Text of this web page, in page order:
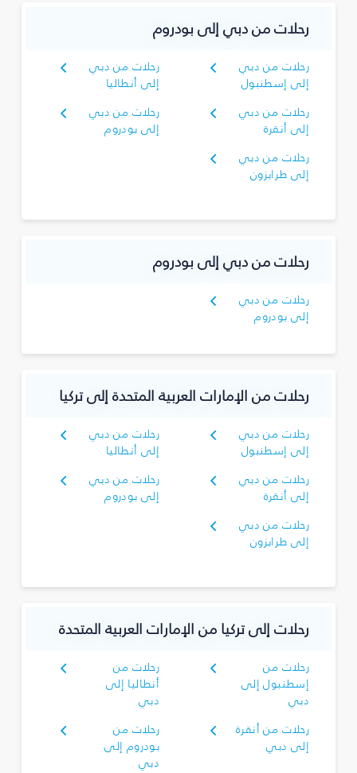
رحلات من دبي إلى بودروم
رحلات من دبي
إلى إسطنبول
رحلات من دبي
إلى أنطاليا
رحلات من دبي
إلى أنقرة
رحلات من دبي
إلى بودروم
رحلات من دبي
إلى طرابزون
رحلات من دبي إلى بودروم
رحلات من دبي
إلى بودروم
رحلات من الإمارات العربية المتحدة إلى تركيا
رحلات من دبي
إلى إسطنبول
رحلات من دبي
إلى أنطاليا
رحلات من دبي
إلى أنقرة
رحلات من دبي
إلى بودروم
رحلات من دبي
إلى طرابزون
رحلات إلى تركيا من الإمارات العربية المتحدة
رحلات من
إسطنبول إلى
دبي
رحلات من
أنطاليا إلى
دبي
رحلات من أنقرة
إلى دبي
رحلات من
بودروم إلى
دبي